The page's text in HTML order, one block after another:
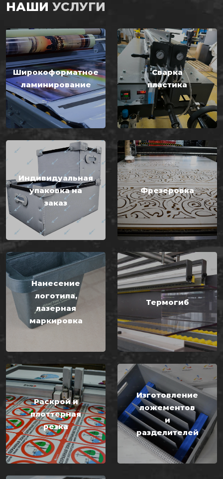
НАШИ УСЛУГИ
Широкоформатное
ламинирование
Сварка
пластика
Индивидуальная
упаковка на
заказ
Фрезеровка
Нанесение
логотипа,
лазерная
маркировка
Термогиб
Раскрой и
плоттерная
резка
Изготовление
ложементов
и
разделителей